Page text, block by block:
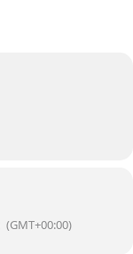
(GMT+00:00)